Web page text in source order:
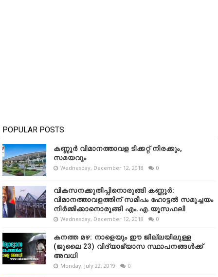
POPULAR POSTS
കണ്ണൂർ വിമാനത്താവള ടിക്കറ്റ് നിരക്കും,
സമയവും
Wednesday, December 12, 2018 0
വികസനക്കുതിപ്പിനൊരുങ്ങി കണ്ണൂർ:
വിമാനത്താവളത്തിന് സമീപം ഹോട്ടൽ സമുച്ചയം
നിർമ്മിക്കാനൊരുങ്ങി എം.എ.യൂസഫലി
Wednesday, December 12, 2018 0
കനത്ത മഴ: നാളെയും ഈ ജില്ലയിലുള്ള
(ജൂലൈ 23) വിദ്യാഭ്യാസ സ്ഥാപനങ്ങൾക്ക്
അവധി
Monday, July 22, 2019 0